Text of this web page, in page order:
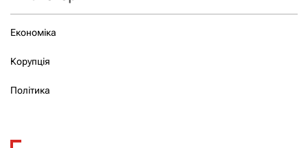
Економіка
Корупція
Політика